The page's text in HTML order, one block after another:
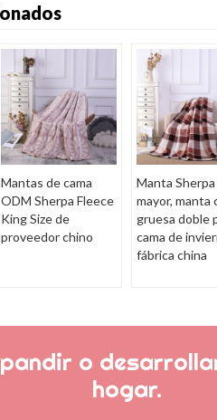
Mantas de cama
ODM Sherpa Fleece
King Size de
proveedor chino
Manta
mayor, manta
gruesa doble
cama de
fábrica china
o
hogar.